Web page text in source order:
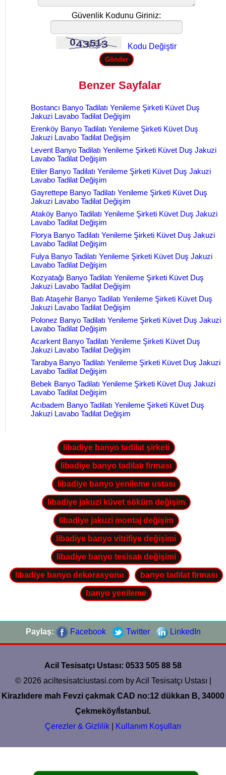
Güvenlik Kodunu Giriniz:
Kodu Değiştir
Benzer Sayfalar
Bostancı Banyo Tadilatı Yenileme Şirketi Küvet Duş
Jakuzi Lavabo Tadilat Değişim
Erenköy Banyo Tadilatı Yenileme Şirketi Küvet Duş
Jakuzi Lavabo Tadilat Değişim
Levent Banyo Tadilatı Yenileme Şirketi Küvet Duş Jakuzi
Lavabo Tadilat Değişim
Etiler Banyo Tadilatı Yenileme Şirketi Küvet Duş Jakuzi
Lavabo Tadilat Değişim
Gayrettepe Banyo Tadilatı Yenileme Şirketi Küvet Duş
Jakuzi Lavabo Tadilat Değişim
Ataköy Banyo Tadilatı Yenileme Şirketi Küvet Duş Jakuzi
Lavabo Tadilat Değişim
Florya Banyo Tadilatı Yenileme Şirketi Küvet Duş Jakuzi
Lavabo Tadilat Değişim
Fulya Banyo Tadilatı Yenileme Şirketi Küvet Duş Jakuzi
Lavabo Tadilat Değişim
Kozyatağı Banyo Tadilatı Yenileme Şirketi Küvet Duş
Jakuzi Lavabo Tadilat Değişim
Batı Ataşehir Banyo Tadilatı Yenileme Şirketi Küvet Duş
Jakuzi Lavabo Tadilat Değişim
Polonez Banyo Tadilatı Yenileme Şirketi Küvet Duş Jakuzi
Lavabo Tadilat Değişim
Acarkent Banyo Tadilatı Yenileme Şirketi Küvet Duş
Jakuzi Lavabo Tadilat Değişim
Tarabya Banyo Tadilatı Yenileme Şirketi Küvet Duş Jakuzi
Lavabo Tadilat Değişim
Bebek Banyo Tadilatı Yenileme Şirketi Küvet Duş Jakuzi
Lavabo Tadilat Değişim
Acıbadem Banyo Tadilatı Yenileme Şirketi Küvet Duş
Jakuzi Lavabo Tadilat Değişim
libadiye banyo tadilat şirketi
libadiye banyo tadilatı firması
libadiye banyo yenileme ustası
libadiye jakuzi küvet söküm değişim
libadiye jakuzi montaj değişim
libadiye banyo vitrifiye değişimi
libadiye banyo tesisatı değişimi
libadiye banyo dekorasyonu banyo tadilat firması
banyo yenileme
Paylaş: Facebook Twitter LinkedIn
Acil Tesisatçı Ustası: 0533 505 88 58
© 2026 aciltesisatciustasi.com by Acil Tesisatçı Ustası |
Kirazlıdere mah Fevzi çakmak CAD no:12 dükkan B, 34000
Çekmeköy/İstanbul.
Çerezler & Gizlilik
Kullanım Koşulları